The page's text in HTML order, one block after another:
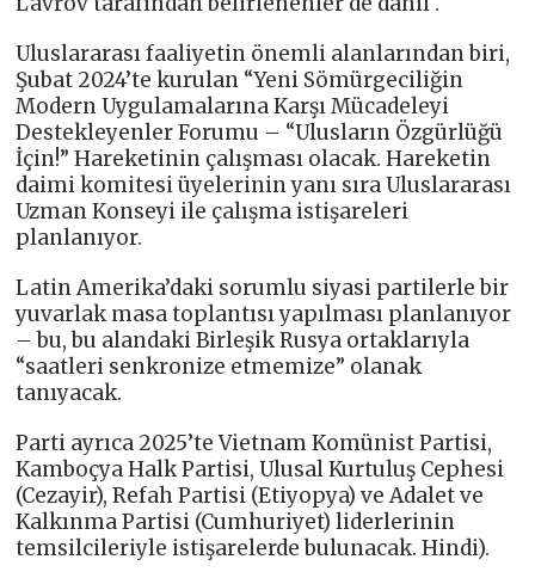
Uluslararası faaliyetin önemli alanlarından biri,
Şubat 2024’te kurulan “Yeni Sömürgeciliğin
Modern Uygulamalarına Karşı Mücadeleyi
Destekleyenler Forumu – “Ulusların Özgürlüğü
İçin!” Hareketinin çalışması olacak. Hareketin
daimi komitesi üyelerinin yanı sıra Uluslararası
Uzman Konseyi ile çalışma istişareleri
planlanıyor.
Latin Amerika’daki sorumlu siyasi partilerle bir
yuvarlak masa toplantısı yapılması planlanıyor
– bu, bu alandaki Birleşik Rusya ortaklarıyla
“saatleri senkronize etmemize” olanak
tanıyacak.
Parti ayrıca 2025’te Vietnam Komünist Partisi,
Kamboçya Halk Partisi, Ulusal Kurtuluş Cephesi
(Cezayir), Refah Partisi (Etiyopya) ve Adalet ve
Kalkınma Partisi (Cumhuriyet) liderlerinin
temsilcileriyle istişarelerde bulunacak. Hindi).